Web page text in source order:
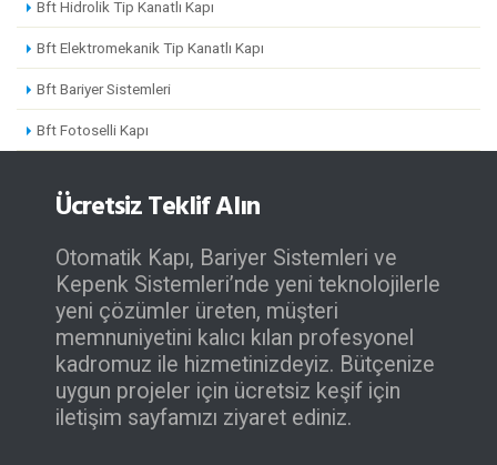
Bft Hidrolik Tip Kanatlı Kapı
Bft Elektromekanik Tip Kanatlı Kapı
Bft Bariyer Sistemleri
Bft Fotoselli Kapı
Ücretsiz Teklif Alın
Otomatik Kapı, Bariyer Sistemleri ve
Kepenk Sistemleri’nde yeni teknolojilerle
yeni çözümler üreten, müşteri
memnuniyetini kalıcı kılan profesyonel
kadromuz ile hizmetinizdeyiz. Bütçenize
uygun projeler için ücretsiz keşif için
iletişim sayfamızı ziyaret ediniz.